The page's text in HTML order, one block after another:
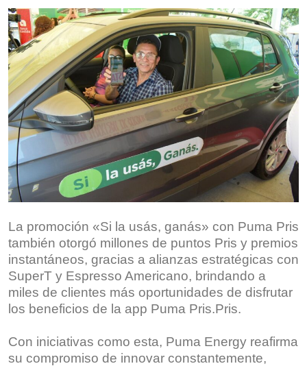
La promoción «Si la usás, ganás» con Puma Pris
también otorgó millones de puntos Pris y premios
instantáneos, gracias a alianzas estratégicas con
SuperT y Espresso Americano, brindando a
miles de clientes más oportunidades de disfrutar
los beneficios de la app Puma Pris.Pris.
Con iniciativas como esta, Puma Energy reafirma
su compromiso de innovar constantemente,